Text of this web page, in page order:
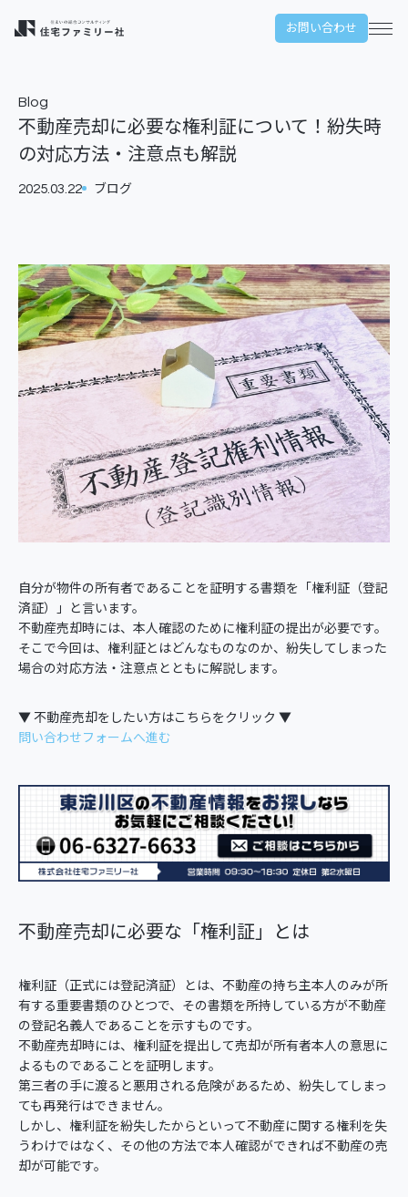
本文までスキップする
お問い合わせ
メ
不動産売却に必要な権利証について！紛失時
の対応方法・注意点も解説
Blog
2025.03.22 ブログ
自分が物件の所有者であることを証明する書類を「権利証（登記
済証）」と言います。
不動産売却時には、本人確認のために権利証の提出が必要です。
そこで今回は、権利証とはどんなものなのか、紛失してしまった
場合の対応方法・注意点とともに解説します。
▼ 不動産売却をしたい方はこちらをクリック ▼
問い合わせフォームへ進む
不動産売却に必要な「権利証」とは
権利証（正式には登記済証）とは、不動産の持ち主本人のみが所
有する重要書類のひとつで、その書類を所持している方が不動産
の登記名義人であることを示すものです。
不動産売却時には、権利証を提出して売却が所有者本人の意思に
よるものであることを証明します。
第三者の手に渡ると悪用される危険があるため、紛失してしまっ
ても再発行はできません。
しかし、権利証を紛失したからといって不動産に関する権利を失
うわけではなく、その他の方法で本人確認ができれば不動産の売
却が可能です。